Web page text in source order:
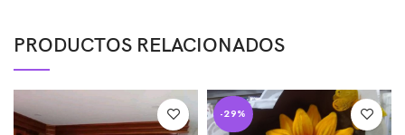
PRODUCTOS RELACIONADOS
-29%